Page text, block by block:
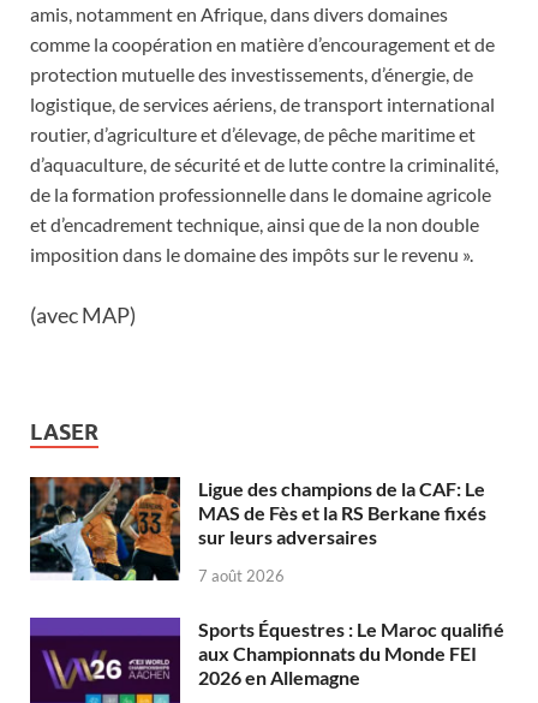
amis, notamment en Afrique, dans divers domaines
comme la coopération en matière d’encouragement et de
protection mutuelle des investissements, d’énergie, de
logistique, de services aériens, de transport international
routier, d’agriculture et d’élevage, de pêche maritime et
d’aquaculture, de sécurité et de lutte contre la criminalité,
de la formation professionnelle dans le domaine agricole
et d’encadrement technique, ainsi que de la non double
imposition dans le domaine des impôts sur le revenu ».
(avec MAP)
LASER
Ligue des champions de la CAF: Le
MAS de Fès et la RS Berkane fixés
sur leurs adversaires
7 août 2026
Sports Équestres : Le Maroc qualifié
aux Championnats du Monde FEI
2026 en Allemagne